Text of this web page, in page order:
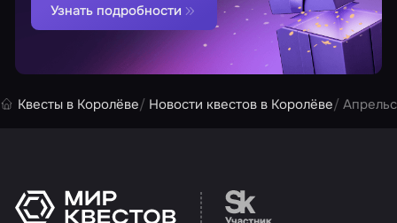
Узнать подробности
Квесты в Королёве Новости квестов в Королёве
Перейти на сайт